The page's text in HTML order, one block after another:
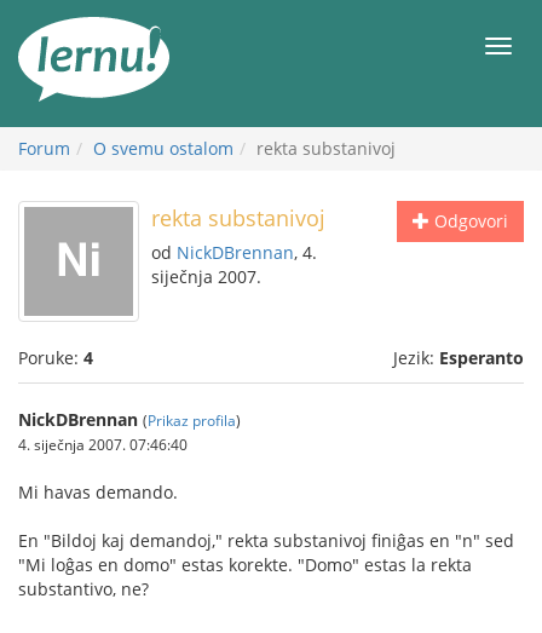
Meni
Forum O svemu ostalom rekta substanivoj
Odgovori
rekta substanivoj
od NickDBrennan, 4.
siječnja 2007.
Poruke: 4 Jezik: Esperanto
NickDBrennan (Prikaz profila)
4. siječnja 2007. 07:46:40
Mi havas demando.
En "Bildoj kaj demandoj," rekta substanivoj finiĝas en "n" sed
"Mi loĝas en domo" estas korekte. "Domo" estas la rekta
substantivo, ne?